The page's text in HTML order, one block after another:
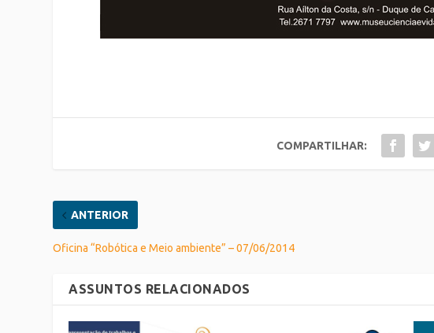
COMPARTILHAR:
ANTERIOR
Oficina “Robótica e Meio ambiente” – 07/06/2014
ASSUNTOS RELACIONADOS